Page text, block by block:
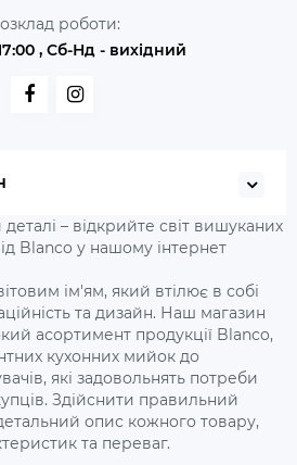
роботи:
, Сб-Нд - вихідний
– відкрийте світ вишуканих
Blanco у нашому інтернет
ім'ям, який втілює в собі
та дизайн. Наш магазин
асортимент продукції Blanco,
кухонних мийок до
які задовольнять потреби
Здійснити правильний
опис кожного товару,
та переваг.